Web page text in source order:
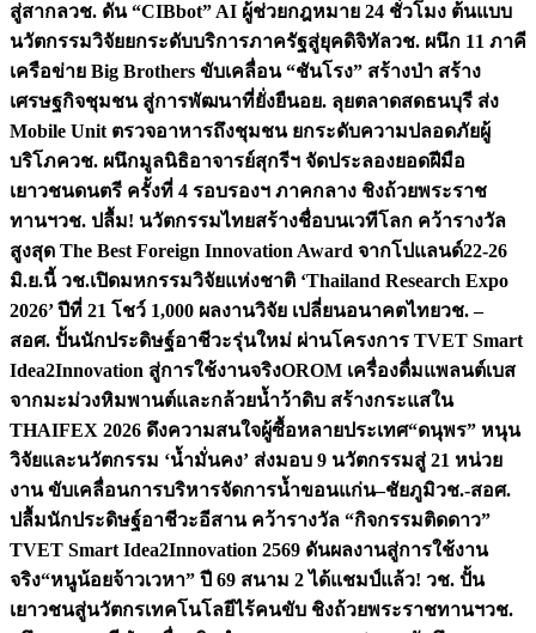
สู่สากลวช. ดัน “CIBbot” AI ผู้ช่วยกฎหมาย 24 ชั่วโมง ต้นแบบ
นวัตกรรมวิจัยยกระดับบริการภาครัฐสู่ยุคดิจิทัลวช. ผนึก 11 ภาคี
เครือข่าย Big Brothers ขับเคลื่อน “ชันโรง” สร้างป่า สร้าง
เศรษฐกิจชุมชน สู่การพัฒนาที่ยั่งยืนอย. ลุยตลาดสดธนบุรี ส่ง
Mobile Unit ตรวจอาหารถึงชุมชน ยกระดับความปลอดภัยผู้
บริโภควช. ผนึกมูลนิธิอาจารย์สุกรีฯ จัดประลองยอดฝีมือ
เยาวชนดนตรี ครั้งที่ 4 รอบรองฯ ภาคกลาง ชิงถ้วยพระราช
ทานฯวช. ปลื้ม! นวัตกรรมไทยสร้างชื่อบนเวทีโลก คว้ารางวัล
สูงสุด The Best Foreign Innovation Award จากโปแลนด์22-26
มิ.ย.นี้ วช.เปิดมหกรรมวิจัยแห่งชาติ ‘Thailand Research Expo
2026’ ปีที่ 21 โชว์ 1,000 ผลงานวิจัย เปลี่ยนอนาคตไทยวช. –
สอศ. ปั้นนักประดิษฐ์อาชีวะรุ่นใหม่ ผ่านโครงการ TVET Smart
Idea2Innovation สู่การใช้งานจริงOROM เครื่องดื่มแพลนต์เบส
จากมะม่วงหิมพานต์และกล้วยน้ำว้าดิบ สร้างกระแสใน
THAIFEX 2026 ดึงความสนใจผู้ซื้อหลายประเทศ“ดนุพร” หนุน
วิจัยและนวัตกรรม ‘น้ำมั่นคง’ ส่งมอบ 9 นวัตกรรมสู่ 21 หน่วย
งาน ขับเคลื่อนการบริหารจัดการน้ำขอนแก่น–ชัยภูมิวช.-สอศ.
ปลื้มนักประดิษฐ์อาชีวะอีสาน คว้ารางวัล “กิจกรรมติดดาว”
TVET Smart Idea2Innovation 2569 ดันผลงานสู่การใช้งาน
จริง“หนูน้อยจ้าวเวหา” ปี 69 สนาม 2 ได้แชมป์แล้ว! วช. ปั้น
เยาวชนสู่นวัตกรเทคโนโลยีไร้คนขับ ชิงถ้วยพระราชทานฯวช.